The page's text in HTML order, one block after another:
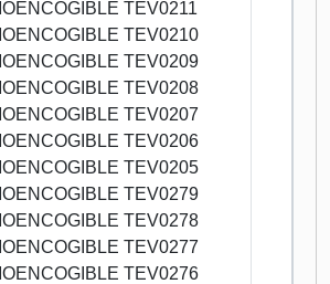
TEV0211
TEV0210
TEV0209
TEV0208
TEV0207
TEV0206
TEV0205
TEV0279
TEV0278
TEV0277
TEV0276